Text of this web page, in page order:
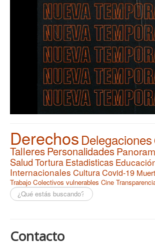
Derechos Delegaciones
TalleresPersonalidades
SaludTortura Estadisticas
Internacionales CulturaCovid-19
Trabajo Colectivos vulnerables Cine
Buscar...
Contacto